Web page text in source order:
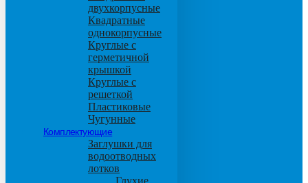
двухкорпусные
Квадратные
однокорпусные
Круглые с
герметичной
крышкой
Круглые с
решеткой
Пластиковые
Чугунные
Комплектующие
Заглушки для
водоотводных
лотков
Глухие